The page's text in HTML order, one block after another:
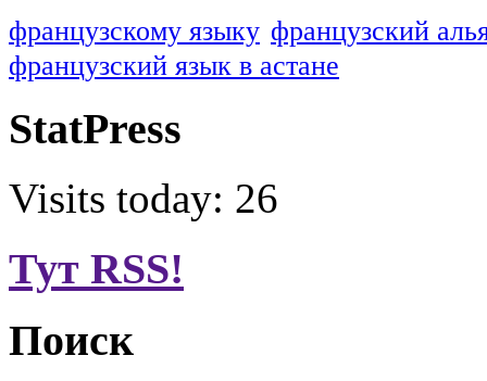
французскому языку французский
французский язык в астане
StatPress
Visits today: 26
Тут RSS!
Поиск